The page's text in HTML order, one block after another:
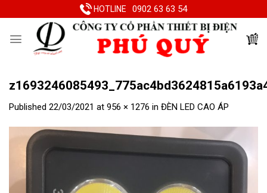
to
HOTLINE 0902 63 63 54
Published 22/03/2021 at 956 × 1276 in ĐÈN LED CAO ÁP